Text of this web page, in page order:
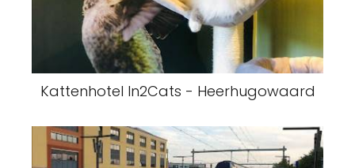
Kattenhotel In2Cats - Heerhugowaard